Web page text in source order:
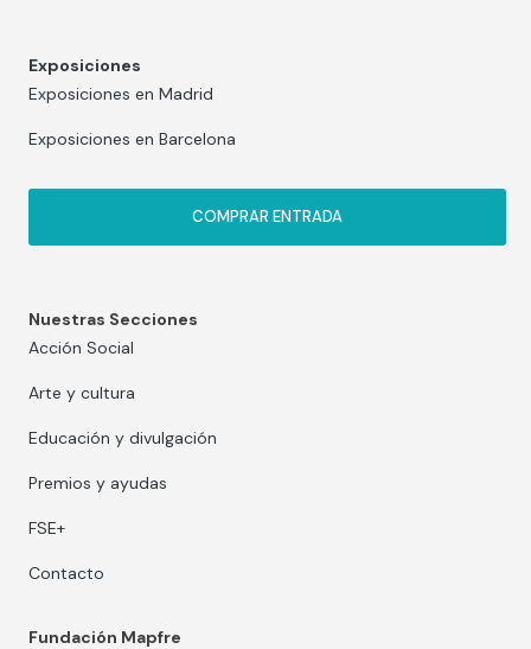
Exposiciones
Exposiciones en Madrid
Exposiciones en Barcelona
COMPRAR ENTRADA
Nuestras Secciones
Acción Social
Arte y cultura
Educación y divulgación
Premios y ayudas
FSE+
Contacto
Fundación Mapfre